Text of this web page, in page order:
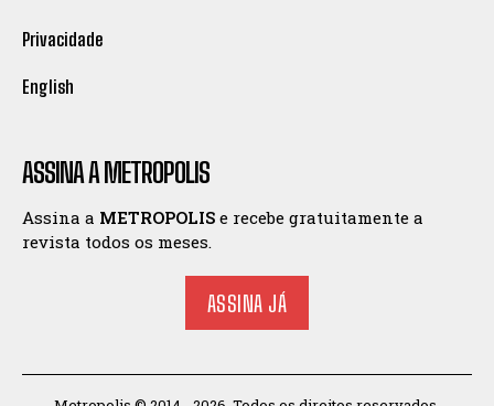
Privacidade
English
ASSINA A METROPOLIS
Assina a METROPOLIS e recebe gratuitamente a
revista todos os meses.
ASSINA JÁ